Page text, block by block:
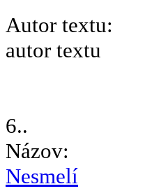
Autor textu:
autor textu
6..
Názov:
Nesmelí